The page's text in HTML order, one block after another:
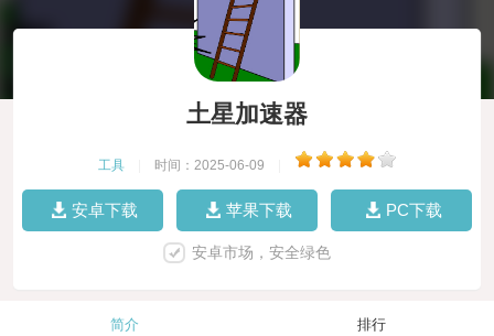
土星加速器
工具 时间：2025-06-09
安卓下载 苹果下载 PC下载
安卓市场，安全绿色
简介 排行